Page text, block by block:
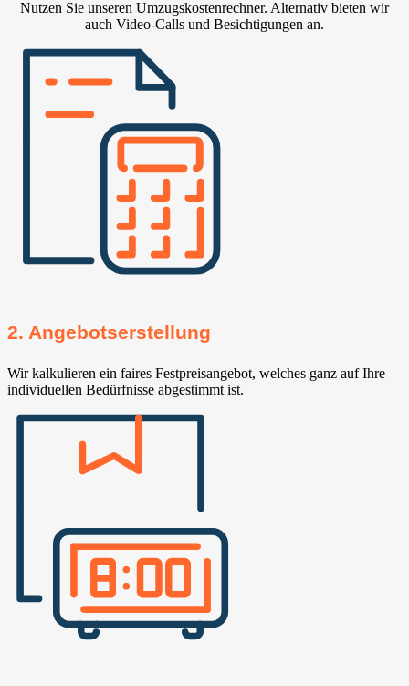
Nutzen Sie unseren Umzugskostenrechner. Alternativ bieten wir
auch Video-Calls und Besichtigungen an.
2. Angebotserstellung
Wir kalkulieren ein faires Festpreisangebot, welches ganz auf Ihre
individuellen Bedürfnisse abgestimmt ist.